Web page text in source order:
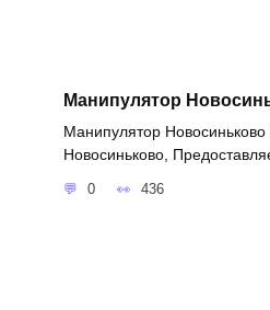
Манипулятор
Манипулятор
Новосиньково,
0 436